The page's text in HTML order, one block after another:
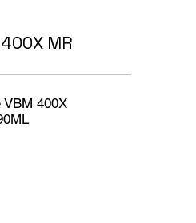
400X MR
400X